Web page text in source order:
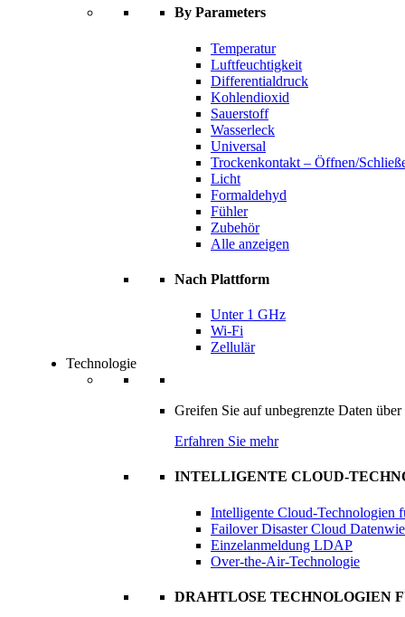
By Parameters
Temperatur
Luftfeuchtigkeit
Differentialdruck
Kohlendioxid
Sauerstoff
Wasserleck
Universal
Trockenkontakt – Öffnen/
Licht
Formaldehyd
Fühler
Zubehör
Alle anzeigen
Nach Plattform
Unter 1 GHz
Wi-Fi
Zellulär
Technologie
Greifen Sie auf unbegrenzte Daten
Erfahren Sie mehr
INTELLIGENTE CLOUD-
Intelligente Cloud-Technologien
Failover Disaster Cloud
Einzelanmeldung LDAP
Over-the-Air-Technologie
DRAHTLOSE TECHNOLOGIEN